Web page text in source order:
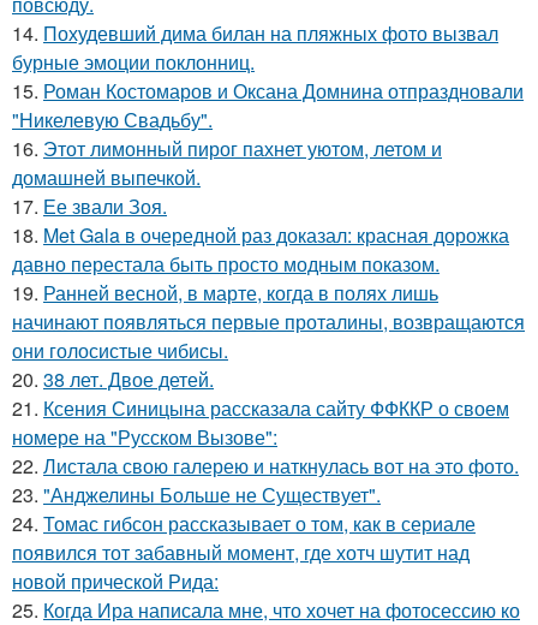
14. Похудевший дима билан на пляжных фото вызвал
бурные эмоции поклонниц.
15. Роман Костомаров и Оксана Домнина отпраздновали
"Никелевую Свадьбу".
16. Этот лимонный пирог пахнет уютом, летом и
домашней выпечкой.
17. Ее звали Зоя.
18. Met Gala в очередной раз доказал: красная дорожка
давно перестала быть просто модным показом.
19. Ранней весной, в марте, когда в полях лишь
начинают появляться первые проталины, возвращаются
они голосистые чибисы.
20. 38 лет. Двое детей.
21. Ксения Синицына рассказала сайту ФФККР о своем
номере на "Русском Вызове":
22. Листала свою галерею и наткнулась вот на это фото.
23. "Анджелины Больше не Существует".
24. Томас гибсон рассказывает о том, как в сериале
появился тот забавный момент, где хотч шутит над
новой прической Рида:
25. Когда Ира написала мне, что хочет на фотосессию ко